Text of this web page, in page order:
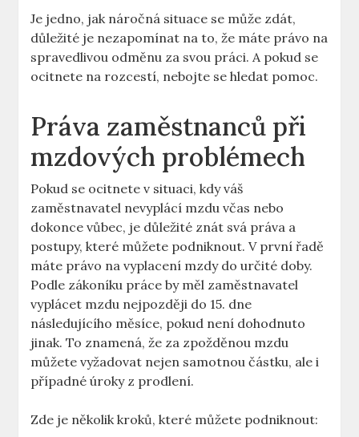
Je jedno, jak náročná situace se může zdát,
důležité je nezapomínat na to, že máte právo na
spravedlivou odměnu za svou práci. A pokud se
ocitnete na rozcestí, nebojte se hledat pomoc.
Práva zaměstnanců při
mzdových problémech
Pokud se ocitnete v situaci, kdy váš
zaměstnavatel nevyplácí mzdu včas nebo
dokonce vůbec, je důležité znát svá práva a
postupy, které můžete podniknout. V první řadě
máte právo na vyplacení mzdy do určité doby.
Podle zákoníku práce by měl zaměstnavatel
vyplácet mzdu nejpozději do 15. dne
následujícího měsíce, pokud není dohodnuto
jinak. To znamená, že za zpožděnou mzdu
můžete vyžadovat nejen samotnou částku, ale i
případné úroky z prodlení.
Zde je několik kroků, které můžete podniknout: